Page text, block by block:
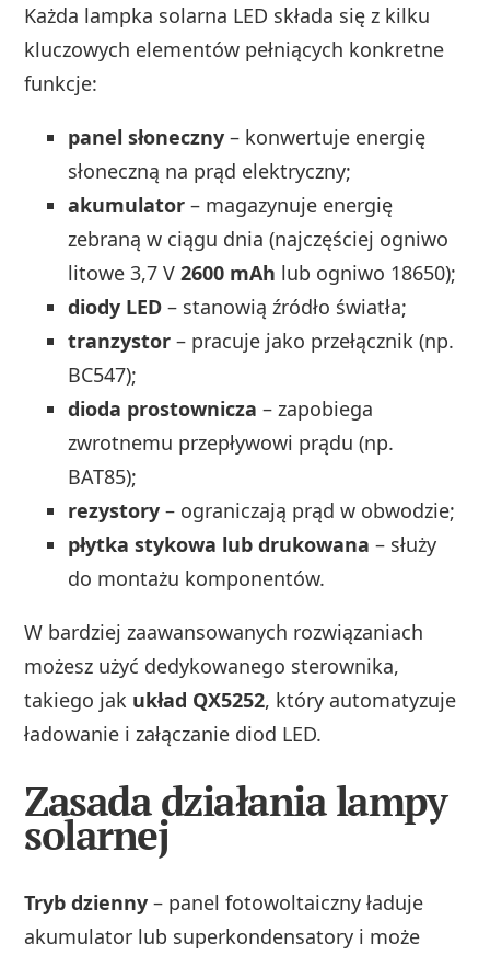
Każda lampka solarna LED składa się z kilku
kluczowych elementów pełniących konkretne
funkcje:
panel słoneczny – konwertuje energię
słoneczną na prąd elektryczny;
akumulator – magazynuje energię
zebraną w ciągu dnia (najczęściej ogniwo
litowe 3,7 V2600 mAh lub ogniwo 18650);
diody LED – stanowią źródło światła;
tranzystor – pracuje jako przełącznik (np.
BC547);
dioda prostownicza – zapobiega
zwrotnemu przepływowi prądu (np.
BAT85);
rezystory – ograniczają prąd w obwodzie;
płytka stykowa lub drukowana – służy
do montażu komponentów.
W bardziej zaawansowanych rozwiązaniach
możesz użyć dedykowanego sterownika,
takiego jak układ QX5252, który automatyzuje
ładowanie i załączanie diod LED.
Zasada działania lampy
solarnej
Tryb dzienny – panel fotowoltaiczny ładuje
akumulator lub superkondensatory i może